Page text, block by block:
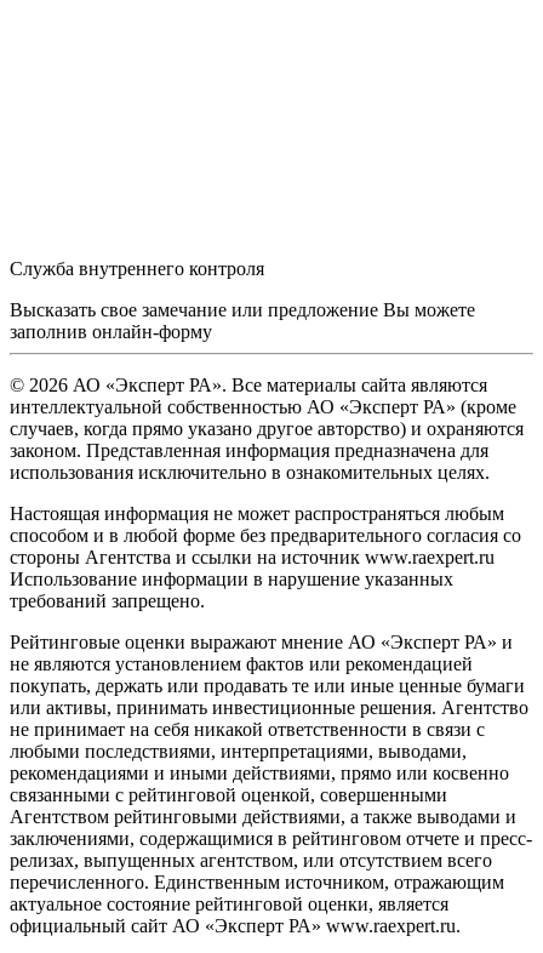
Служба внутреннего контроля
Высказать свое замечание или предложение Вы можете
заполнив онлайн-форму
© 2026 АО «Эксперт РА». Все материалы сайта являются
интеллектуальной собственностью АО «Эксперт РА» (кроме
случаев, когда прямо указано другое авторство) и охраняются
законом. Представленная информация предназначена для
использования исключительно в ознакомительных целях.
Настоящая информация не может распространяться любым
способом и в любой форме без предварительного согласия со
стороны Агентства и ссылки на источник www.raexpert.ru
Использование информации в нарушение указанных
требований запрещено.
Рейтинговые оценки выражают мнение АО «Эксперт РА» и
не являются установлением фактов или рекомендацией
покупать, держать или продавать те или иные ценные бумаги
или активы, принимать инвестиционные решения. Агентство
не принимает на себя никакой ответственности в связи с
любыми последствиями, интерпретациями, выводами,
рекомендациями и иными действиями, прямо или косвенно
связанными с рейтинговой оценкой, совершенными
Агентством рейтинговыми действиями, а также выводами и
заключениями, содержащимися в рейтинговом отчете и пресс-
релизах, выпущенных агентством, или отсутствием всего
перечисленного. Единственным источником, отражающим
актуальное состояние рейтинговой оценки, является
официальный сайт АО «Эксперт РА» www.raexpert.ru.